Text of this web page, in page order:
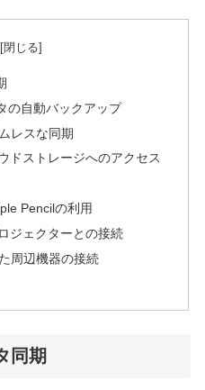
の自動バックアップ
レスな同期
ドストレージへのアクセス
Pencilの利用
ジェクターとの接続
周辺機器の接続
同期